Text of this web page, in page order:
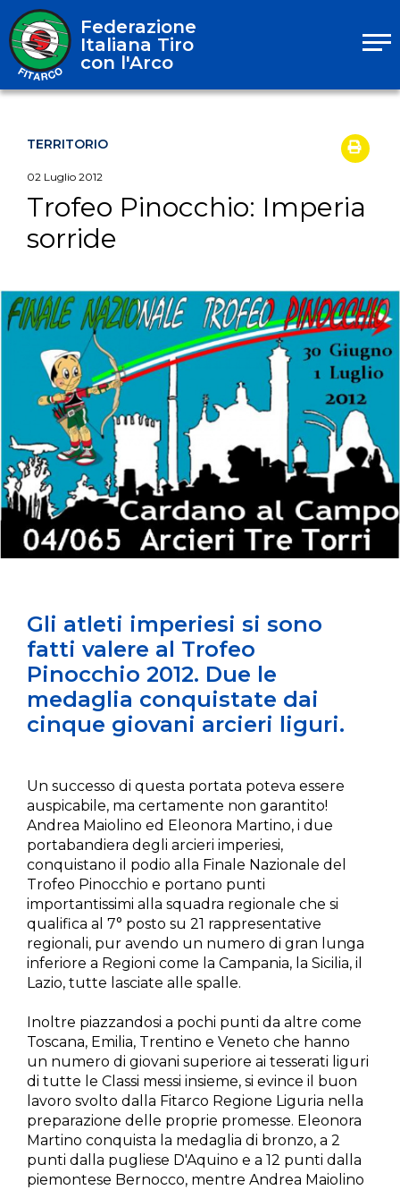
Federazione
Italiana Tiro
con l'Arco
TERRITORIO
02 Luglio 2012
Trofeo Pinocchio: Imperia
sorride
Gli atleti imperiesi si sono
fatti valere al Trofeo
Pinocchio 2012. Due le
medaglia conquistate dai
cinque giovani arcieri liguri.
Un successo di questa portata poteva essere
auspicabile, ma certamente non garantito!
Andrea Maiolino ed Eleonora Martino, i due
portabandiera degli arcieri imperiesi,
conquistano il podio alla Finale Nazionale del
Trofeo Pinocchio e portano punti
importantissimi alla squadra regionale che si
qualifica al 7° posto su 21 rappresentative
regionali, pur avendo un numero di gran lunga
inferiore a Regioni come la Campania, la Sicilia, il
Lazio, tutte lasciate alle spalle.
Inoltre piazzandosi a pochi punti da altre come
Toscana, Emilia, Trentino e Veneto che hanno
un numero di giovani superiore ai tesserati liguri
di tutte le Classi messi insieme, si evince il buon
lavoro svolto dalla Fitarco Regione Liguria nella
preparazione delle proprie promesse. Eleonora
Martino conquista la medaglia di bronzo, a 2
punti dalla pugliese D'Aquino e a 12 punti dalla
piemontese Bernocco, mentre Andrea Maiolino